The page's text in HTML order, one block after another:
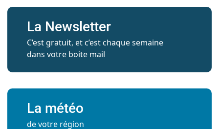
La Newsletter
C’est gratuit, et c’est chaque semaine
dans votre boite mail
La météo
de votre région